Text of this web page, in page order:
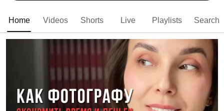
Home Videos Shorts Live Playlists Search